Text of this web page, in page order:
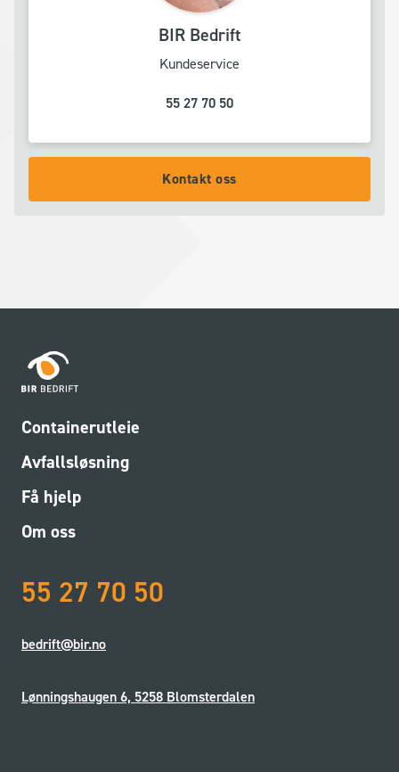
BIR Bedrift
Kundeservice
55 27 70 50
Kontakt oss
Containerutleie
Avfallsløsning
Få hjelp
Om oss
55 27 70 50
bedrift@bir.no
Lønningshaugen 6, 5258 Blomsterdalen